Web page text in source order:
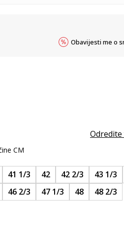
Obavijesti me o
CM
41 1/3 42 42 2/3 43 1/3
46 2/3 47 1/3 48
48 2/3